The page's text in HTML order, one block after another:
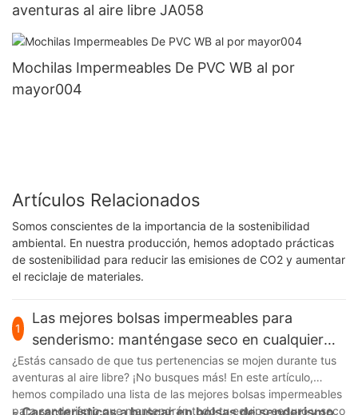
aventuras al aire libre JA058
Mochilas Impermeables De PVC WB al por
mayor004
Artículos Relacionados
Somos conscientes de la importancia de la sostenibilidad
ambiental. En nuestra producción, hemos adoptado prácticas
de sostenibilidad para reducir las emisiones de CO2 y aumentar
el reciclaje de materiales.
1
Las mejores bolsas impermeables para
senderismo: manténgase seco en cualquier
sendero
¿Estás cansado de que tus pertenencias se mojen durante tus
aventuras al aire libre? ¡No busques más! En este artículo,
hemos compilado una lista de las mejores bolsas impermeables
para senderismo que mantendrán todo tu equipo seguro y seco
- Características a buscar en bolsas de senderismo